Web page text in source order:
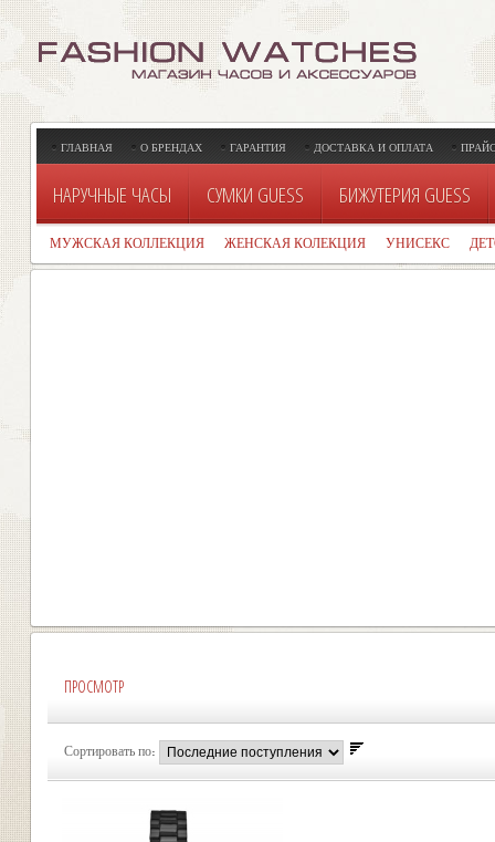
ГЛАВНАЯ О БРЕНДАХ ГАРАНТИЯ ДОСТАВКА И ОПЛАТА
НАРУЧНЫЕ ЧАСЫ СУМКИ GUESS БИЖУТЕРИЯ GUESS
МУЖСКАЯ КОЛЛЕКЦИЯ ЖЕНСКАЯ КОЛЕКЦИЯ УНИСЕКС
ПРОСМОТР
Сортировать по: